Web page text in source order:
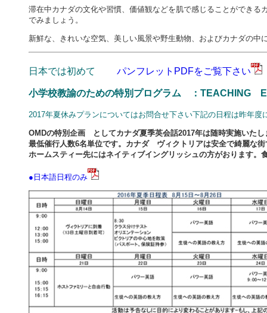
滞在中カナダの文化や習慣、価値観などを肌で感じることができ
でみましょう。
新鮮な、きれいな空気、美しい風景や野生動物、およびカナダの中
日本では初めて パンフレットPDFをご覧下さい
小学校教諭のための特別プログラム ：TEACHING
2017年夏休みプランについてはお問合せ下さい下記の日程は昨年
OMDの特別企画 としてカナダ夏季英会話2017年は随時実施いた
最低催行人数6名単位です。カナダ ヴィクトリアは安全で綺麗な
ホームスティー先にはネイティブイングリッシュの方がおります。
●日本語日程のみ